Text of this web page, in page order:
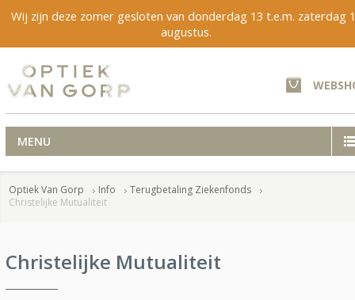
Wij zijn deze zomer gesloten van donderdag 13 t.e.m. zaterdag
augustus.
MENU
Optiek Van Gorp Info
Terugbetaling Ziekenfonds
Christelijke Mutualiteit
Christelijke Mutualiteit